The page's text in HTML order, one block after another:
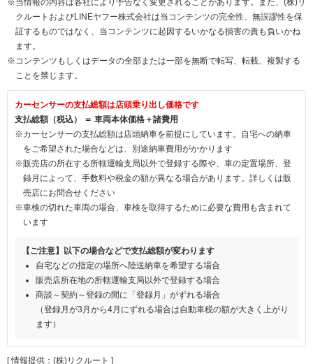
クルートおよびLINEヤフー株式会社は当コンテンツの完全性、無誤謬性を保
証するものではなく、当コンテンツに起因するいかなる損害の責も負いかね
ます。
※コンテンツもしくはデータの全部または一部を無断で転写、転載、複製する
ことを禁じます。
カーセンサーの支払総額は店頭乗り出し価格です
支払総額（税込） ＝ 車両本体価格＋諸費用
※カーセンサーの支払総額は店頭納車を前提にしています。自宅への納車
をご希望された場合などは、別途納車費用がかかります
※販売店の所在する所轄運輸支局以外で登録する際や、車の定置場所、登
録月によって、手数料や税金の額が異なる場合があります。詳しくは販
売店にお問合せください
※車検の切れた車両の場合、車検を取得するために必要な費用も含まれて
います
【ご注意】以下の場合などで支払総額が変わります
自宅などの指定の場所へ陸送納車を希望する場合
販売店所在地の所轄運輸支局以外で登録する場合
商談～契約～登録の間に「登録月」がずれる場合
（登録月が3月から4月にずれる場合は自動車税の額が大きく上がり
ます）
[ 情報提供：(株)リクルート ]